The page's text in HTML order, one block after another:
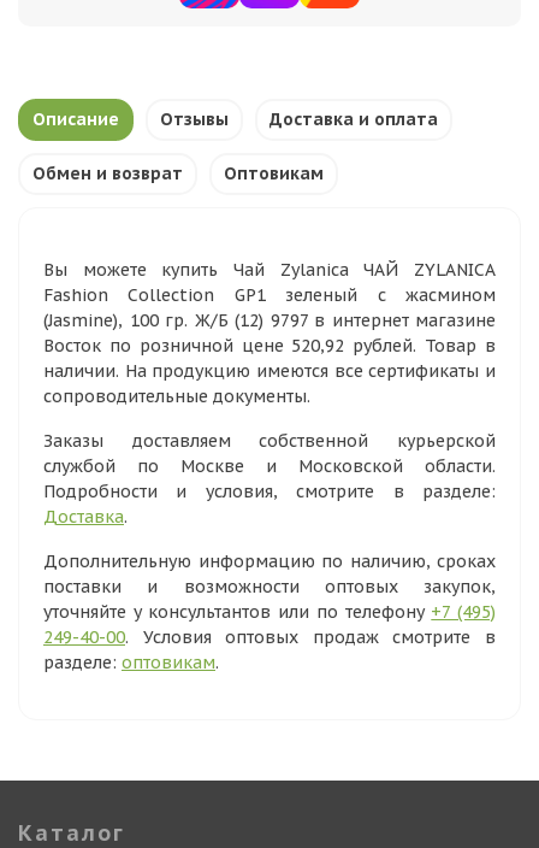
Описание Отзывы Доставка и оплата
Обмен и возврат Оптовикам
Вы можете купить Чай Zylanica ЧАЙ ZYLANICA
Fashion Collection GP1 зеленый с жасмином
(Jasmine), 100 гр. Ж/Б (12) 9797 в интернет магазине
Восток по розничной цене 520,92 рублей. Товар в
наличии. На продукцию имеются все сертификаты и
сопроводительные документы.
Заказы доставляем собственной курьерской
службой по Москве и Московской области.
Подробности и условия, смотрите в разделе:
Доставка.
Дополнительную информацию по наличию, сроках
поставки и возможности оптовых закупок,
уточняйте у консультантов или по телефону +7 (495)
249-40-00. Условия оптовых продаж смотрите в
разделе: оптовикам.
Каталог